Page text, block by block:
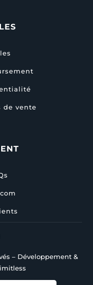
de vente
– Développement &